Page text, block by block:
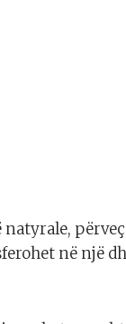
në një